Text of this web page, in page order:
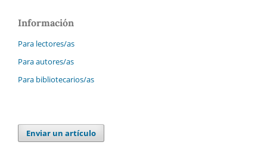
Información
Para lectores/as
Para autores/as
Para bibliotecarios/as
Enviar un artículo